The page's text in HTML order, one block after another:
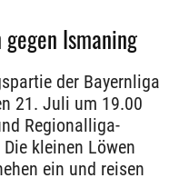
Ismaning
der Bayernliga
21. Juli um 19.00
Regionalliga-
kleinen Löwen
ein und reisen